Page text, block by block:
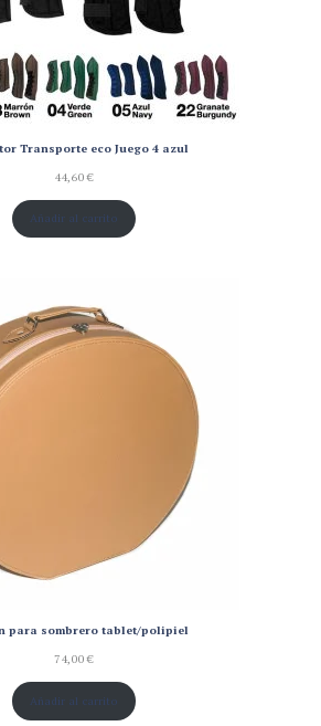
Transporte eco Juego 4 azul
44,60€
Añadir al carrito
para sombrero tablet/polipiel
74,00€
Añadir al carrito